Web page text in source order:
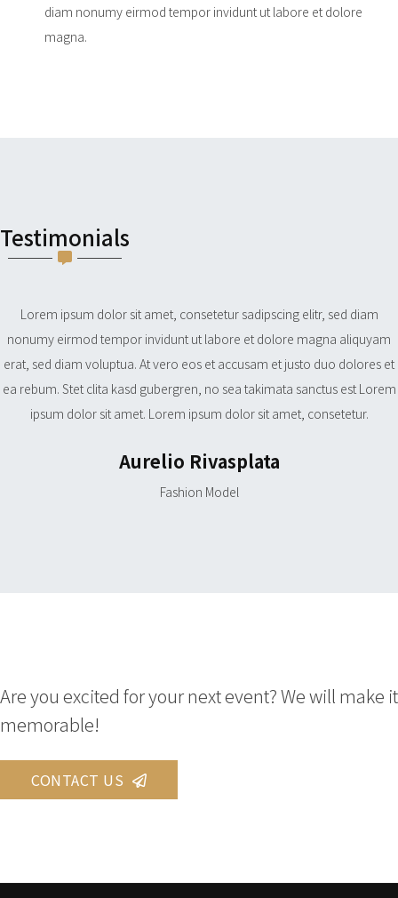
diam nonumy eirmod tempor invidunt ut labore et dolore
magna.
Testimonials
Lorem ipsum dolor sit amet, consetetur sadipscing elitr, sed diam
nonumy eirmod tempor invidunt ut labore et dolore magna aliquyam
erat, sed diam voluptua. At vero eos et accusam et justo duo dolores et
ea rebum. Stet clita kasd gubergren, no sea takimata sanctus est Lorem
ipsum dolor sit amet. Lorem ipsum dolor sit amet, consetetur.
Aurelio Rivasplata
Fashion Model
Are you excited for your next event? We will make it
memorable!
CONTACT US